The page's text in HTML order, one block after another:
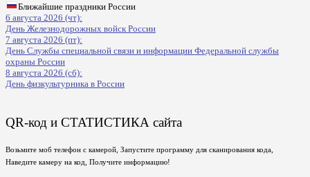
Ближайшие праздники России
6 августа 2026 (чт):
День Железнодорожных войск России
7 августа 2026 (пт):
День Службы специальной связи и информации Федеральной службы
охраны России
8 августа 2026 (сб):
День физкультурника в России
QR-код и СТАТИСТИКА сайта
Возьмите моб телефон с камерой, Запустите программу для сканирования кода,
Наведите камеру на код, Получите информацию!